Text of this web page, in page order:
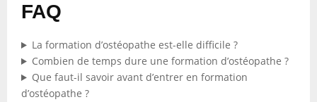
FAQ
La formation d’ostéopathe est-elle difficile ?
Combien de temps dure une formation d’ostéopathe ?
Que faut-il savoir avant d’entrer en formation
d’ostéopathe ?